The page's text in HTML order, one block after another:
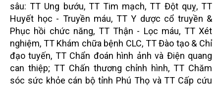
sâu: TT Ung bướu, TT Tim mạch, TT Đột quỵ, TT
Huyết học - Truyền máu, TT Y dược cổ truyền &
Phục hồi chức năng, TT Thận - Lọc máu, TT Xét
nghiệm, TT Khám chữa bệnh CLC, TT Đào tạo & Chỉ
đạo tuyến, TT Chẩn đoán hình ảnh và Điện quang
can thiệp; TT Chấn thương chỉnh hình, TT Chăm
sóc sức khỏe cán bộ tỉnh Phú Thọ và TT Cấp cứu